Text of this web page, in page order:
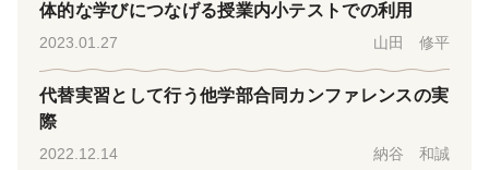
体的な学びにつなげる授業内小テストでの利用
2023.01.27 山田 修平
代替実習として行う他学部合同カンファレンスの実
際
2022.12.14 納谷 和誠